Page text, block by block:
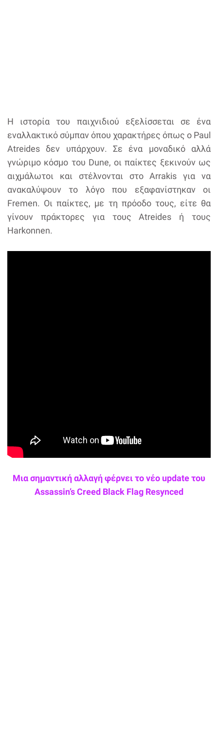
H ιστορία του παιχνιδιού εξελίσσεται σε ένα
εναλλακτικό σύμπαν όπου χαρακτήρες όπως ο Paul
Atreides δεν υπάρχουν. Σε ένα μοναδικό αλλά
γνώριμο κόσμο του Dune, οι παίκτες ξεκινούν ως
αιχμάλωτοι και στέλνονται στο Arrakis για να
ανακαλύψουν το λόγο που εξαφανίστηκαν οι
Fremen. Οι παίκτες, με τη πρόοδο τους, είτε θα
γίνουν πράκτορες για τους Atreides ή τους
Harkonnen.
Μια σημαντική αλλαγή φέρνει το νέο update του
Assassin’s Creed Black Flag Resynced